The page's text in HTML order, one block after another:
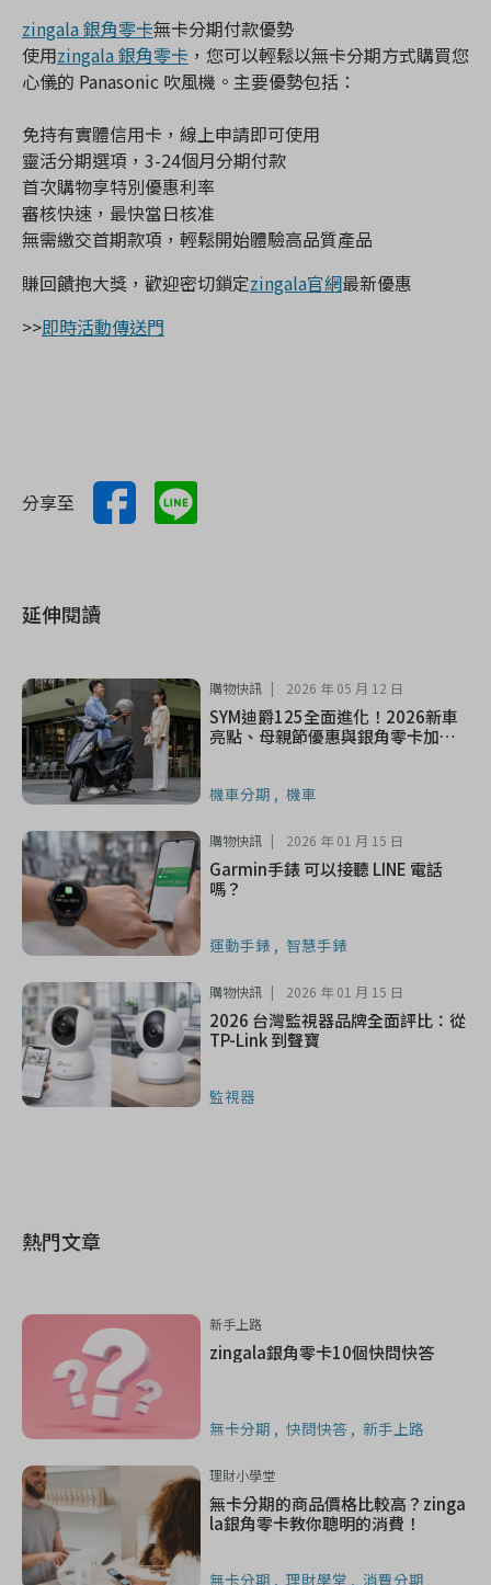
zingala 銀角零卡無卡分期付款優勢
使用zingala 銀角零卡 ，您可以輕鬆以無卡分期方式購買您
心儀的 Panasonic 吹風機。主要優勢包括：
免持有實體信用卡，線上申請即可使用
靈活分期選項，3-24個月分期付款
首次購物享特別優惠利率
審核快速，最快當日核准
無需繳交首期款項，輕鬆開始體驗高品質產品
賺回饋抱大獎，歡迎密切鎖定zingala官網最新優惠
>>即時活動傳送門
分享至
延伸閱讀
購物快訊 2026 年 05 月 12 日
SYM迪爵125全面進化！2026新車
亮點、母親節優惠與銀角零卡加碼
機車分期 機車
購物快訊 2026 年 01 月 15 日
Garmin手錶 可以接聽 LINE 電話
嗎？
運動手錶 智慧手錶
購物快訊 2026 年 01 月 15 日
2026 台灣監視器品牌全面評比：從
TP-Link 到聲寶
監視器
熱門文章
新手上路
zingala銀角零卡10個快問快答
無卡分期 快問快答 新手上路
理財小學堂
無卡分期的商品價格比較高？zinga
la銀角零卡教你聰明的消費！
無卡分期 理財學堂 消費分期